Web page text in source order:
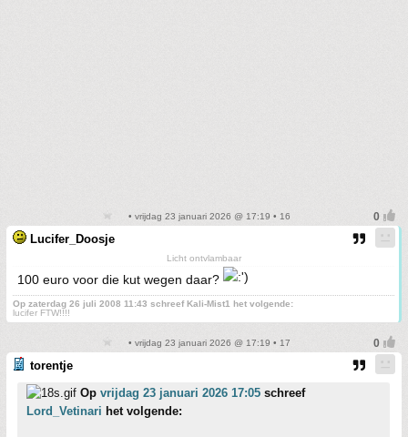
• vrijdag 23 januari 2026 @ 17:19 • 16
Lucifer_Doosje
Licht ontvlambaar
100 euro voor die kut wegen daar?
Op zaterdag 26 juli 2008 11:43 schreef Kali-Mist1 het volgende:
lucifer FTW!!!!
• vrijdag 23 januari 2026 @ 17:19 • 17
torentje
Op vrijdag 23 januari 2026 17:05 schreef
Lord_Vetinari het volgende: